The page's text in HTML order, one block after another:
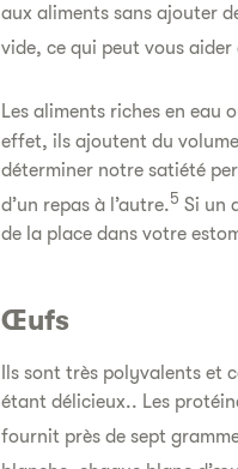
aux aliments sans ajouter
vide, ce qui peut vous
Les aliments riches en eau
effet, ils ajoutent du
déterminer notre satiété
d’un repas à l’autre.5 Si un
de la place dans votre
Œufs
Ils sont très polyvalents
étant délicieux.. Les
fournit près de sept